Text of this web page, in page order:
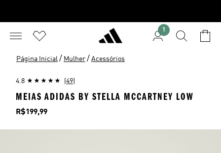
1
Página Inicial / Mulher / Acessórios
4.8 (49)
MEIAS ADIDAS BY STELLA MCCARTNEY LOW
Preço
R$199,99